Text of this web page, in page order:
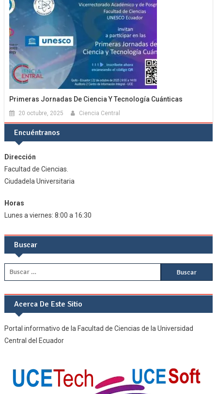
Primeras Jornadas De Ciencia Y Tecnología Cuánticas
20 octubre, 2025 Ciencia Central
Encuéntranos
Dirección
Facultad de Ciencias.
Ciudadela Universitaria
Horas
Lunes a viernes: 8:00 a 16:30
Buscar
Buscar:
Acerca De Este Sitio
Portal informativo de la Facultad de Ciencias de la Universidad
Central del Ecuador